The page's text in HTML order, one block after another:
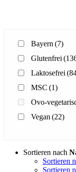
Bayern (7)
Glutenfrei
Laktosefrei
MSC (1)
Ovo-
Vegan (22)
Sortieren nach
Sortieren
Sortieren